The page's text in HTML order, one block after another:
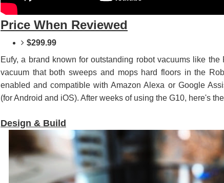
Price When Reviewed
$299.99
Eufy, a brand known for outstanding robot vacuums like the
vacuum that both sweeps and mops hard floors in the
enabled and compatible with Amazon Alexa or Google
(for Android and iOS). After weeks of using the G10, here's
Design & Build